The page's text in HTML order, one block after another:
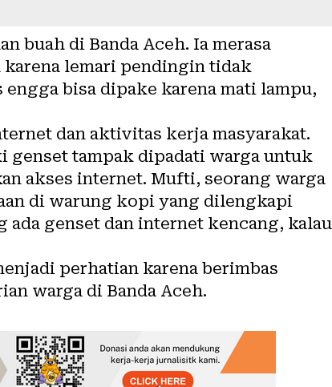
buah di Banda Aceh. Ia merasa
lemari pendingin tidak
bisa dipake karena mati lampu,
dan aktivitas kerja masyarakat.
genset tampak dipadati warga untuk
akses internet. Mufti, seorang warga
di warung kopi yang dilengkapi
ada genset dan internet kencang, kalau
perhatian karena berimbas
warga di Banda Aceh.